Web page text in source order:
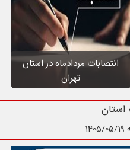
انتصابات مردادماه در استان
تهران
تهران
19